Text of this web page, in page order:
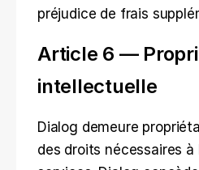
préjudice de frais
Article 6 —
intellectuelle
Dialog demeure
des droits nécessaires